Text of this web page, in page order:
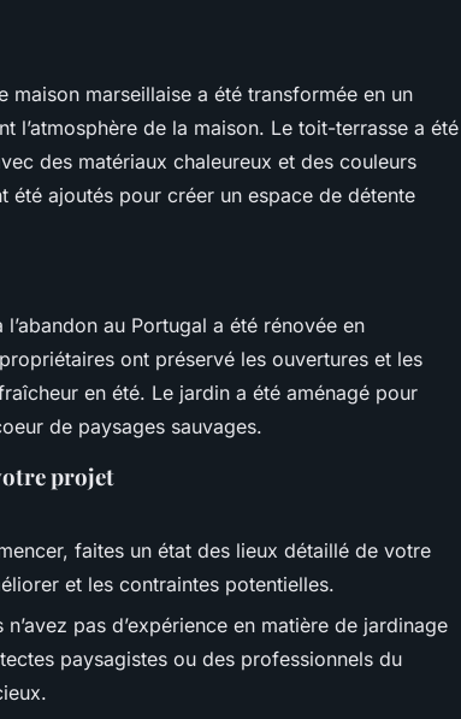
maison marseillaise a été transformée en un
l’atmosphère de la maison. Le toit-terrasse a été
des matériaux chaleureux et des couleurs
été ajoutés pour créer un espace de détente
au Portugal a été rénovée en
ont préservé les ouvertures et les
en été. Le jardin a été aménagé pour
de paysages sauvages.
projet
faites un état des lieux détaillé de votre
et les contraintes potentielles.
n’avez pas d’expérience en matière de jardinage
paysagistes ou des professionnels du